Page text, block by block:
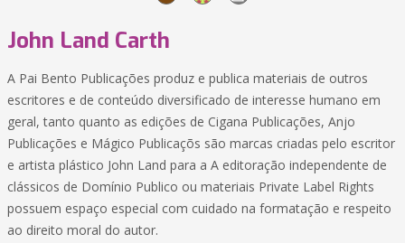
John Land Carth
A Pai Bento Publicações produz e publica materiais de outros
escritores e de conteúdo diversificado de interesse humano em
geral, tanto quanto as edições de Cigana Publicações, Anjo
Publicações e Mágico Publicaçõs são marcas criadas pelo escritor
e artista plástico John Land para a A editoração independente de
clássicos de Domínio Publico ou materiais Private Label Rights
possuem espaço especial com cuidado na formatação e respeito
ao direito moral do autor.